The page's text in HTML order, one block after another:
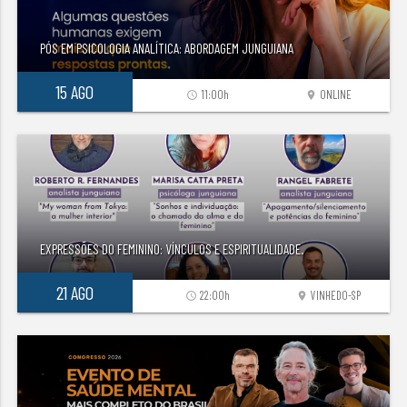
PÓS EM PSICOLOGIA ANALÍTICA: ABORDAGEM JUNGUIANA
15 AGO location_on ONLINE
access_time 11:00h
EXPRESSÕES DO FEMININO: VÍNCULOS E ESPIRITUALIDADE.
21 AGO location_on VINHEDO-SP
access_time 22:00h